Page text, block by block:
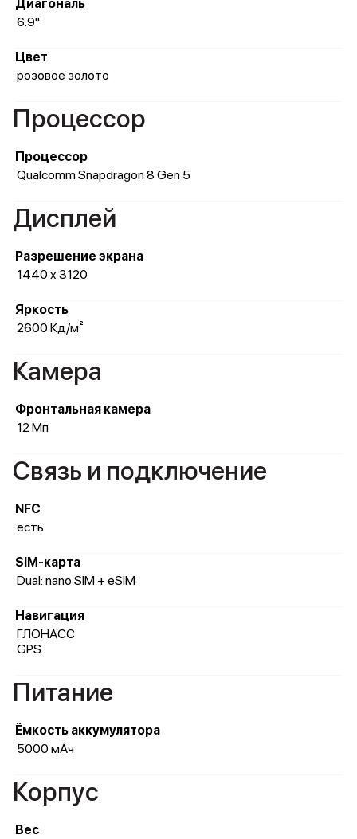
Диагональ
6.9"
Цвет
розовое золото
Процессор
Процессор
Qualcomm Snapdragon 8 Gen 5
Дисплей
Разрешение экрана
1440 x 3120
Яркость
2600 Кд/м²
Камера
Фронтальная камера
12 Мп
Связь и подключение
NFC
есть
SIM-карта
Dual: nano SIM + eSIM
Навигация
ГЛОНАСС
GPS
Питание
Ёмкость аккумулятора
5000 мАч
Корпус
Вес